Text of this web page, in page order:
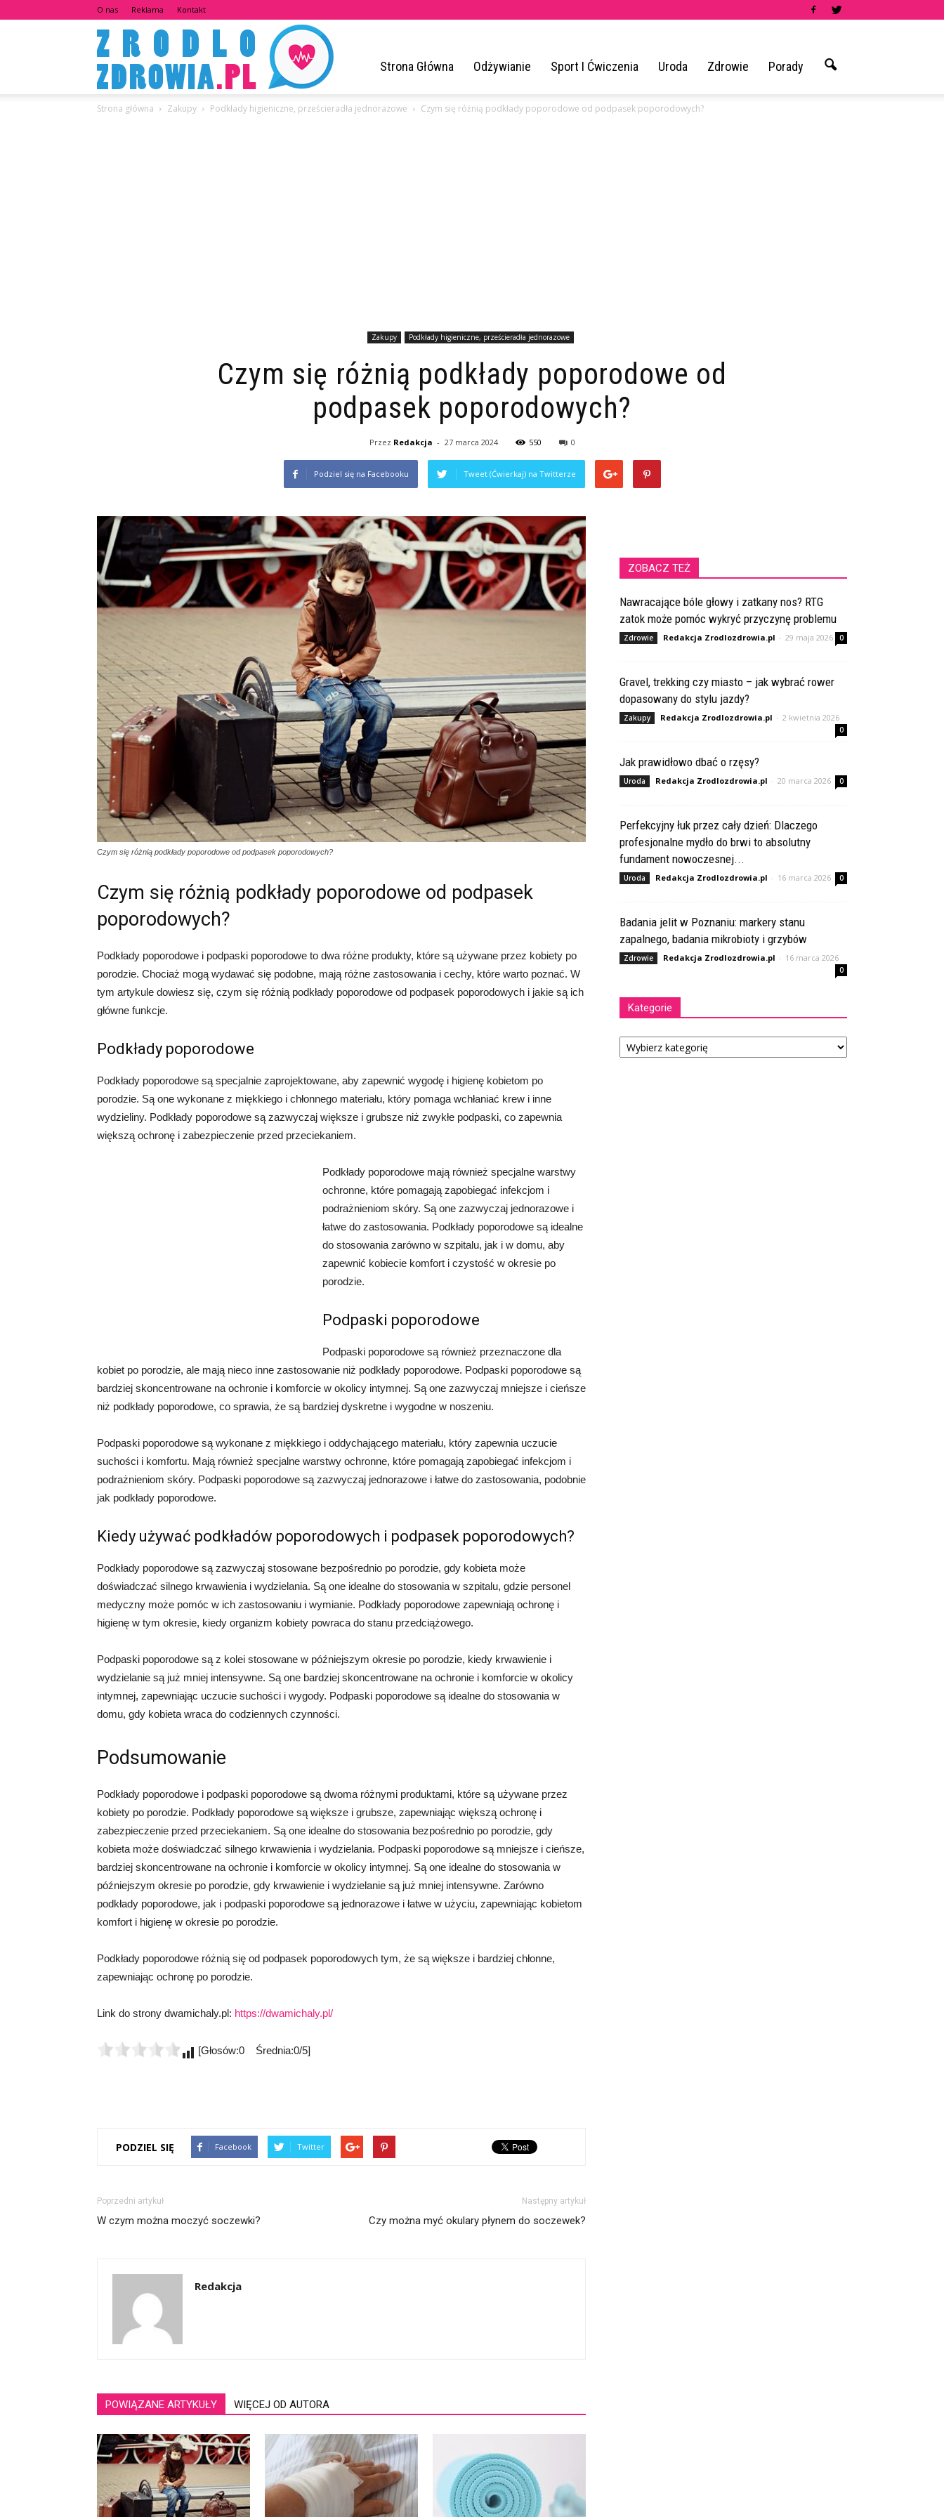
O nas Reklama Kontakt
ZrodloZdrowia.pl
Strona Główna Odżywianie Sport I Ćwiczenia Uroda Zdrowie Porady
Strona główna Zakupy Podkłady higieniczne, prześcieradła jednorazowe Czym się różnią podkłady poporodowe od podpasek poporodowych?
Zakupy Podkłady higieniczne, prześcieradła jednorazowe
Czym się różnią podkłady poporodowe od
podpasek poporodowych?
Przez Redakcja - 27 marca 2024 550 0
Podziel się na Facebooku Tweet (Ćwierkaj) na Twitterze
Czym się różnią podkłady poporodowe od podpasek poporodowych?
Czym się różnią podkłady poporodowe od podpasek
poporodowych?
Podkłady poporodowe i podpaski poporodowe to dwa różne produkty, które są używane przez kobiety po
porodzie. Chociaż mogą wydawać się podobne, mają różne zastosowania i cechy, które warto poznać. W
tym artykule dowiesz się, czym się różnią podkłady poporodowe od podpasek poporodowych i jakie są ich
główne funkcje.
Podkłady poporodowe
Podkłady poporodowe są specjalnie zaprojektowane, aby zapewnić wygodę i higienę kobietom po
porodzie. Są one wykonane z miękkiego i chłonnego materiału, który pomaga wchłaniać krew i inne
wydzieliny. Podkłady poporodowe są zazwyczaj większe i grubsze niż zwykłe podpaski, co zapewnia
większą ochronę i zabezpieczenie przed przeciekaniem.
Podkłady poporodowe mają również specjalne warstwy
ochronne, które pomagają zapobiegać infekcjom i
podrażnieniom skóry. Są one zazwyczaj jednorazowe i
łatwe do zastosowania. Podkłady poporodowe są idealne
do stosowania zarówno w szpitalu, jak i w domu, aby
zapewnić kobiecie komfort i czystość w okresie po
porodzie.
Podpaski poporodowe
Podpaski poporodowe są również przeznaczone dla
kobiet po porodzie, ale mają nieco inne zastosowanie niż podkłady poporodowe. Podpaski poporodowe są
bardziej skoncentrowane na ochronie i komforcie w okolicy intymnej. Są one zazwyczaj mniejsze i cieńsze
niż podkłady poporodowe, co sprawia, że są bardziej dyskretne i wygodne w noszeniu.
Podpaski poporodowe są wykonane z miękkiego i oddychającego materiału, który zapewnia uczucie
suchości i komfortu. Mają również specjalne warstwy ochronne, które pomagają zapobiegać infekcjom i
podrażnieniom skóry. Podpaski poporodowe są zazwyczaj jednorazowe i łatwe do zastosowania, podobnie
jak podkłady poporodowe.
Kiedy używać podkładów poporodowych i podpasek poporodowych?
Podkłady poporodowe są zazwyczaj stosowane bezpośrednio po porodzie, gdy kobieta może
doświadczać silnego krwawienia i wydzielania. Są one idealne do stosowania w szpitalu, gdzie personel
medyczny może pomóc w ich zastosowaniu i wymianie. Podkłady poporodowe zapewniają ochronę i
higienę w tym okresie, kiedy organizm kobiety powraca do stanu przedciążowego.
Podpaski poporodowe są z kolei stosowane w późniejszym okresie po porodzie, kiedy krwawienie i
wydzielanie są już mniej intensywne. Są one bardziej skoncentrowane na ochronie i komforcie w okolicy
intymnej, zapewniając uczucie suchości i wygody. Podpaski poporodowe są idealne do stosowania w
domu, gdy kobieta wraca do codziennych czynności.
Podsumowanie
Podkłady poporodowe i podpaski poporodowe są dwoma różnymi produktami, które są używane przez
kobiety po porodzie. Podkłady poporodowe są większe i grubsze, zapewniając większą ochronę i
zabezpieczenie przed przeciekaniem. Są one idealne do stosowania bezpośrednio po porodzie, gdy
kobieta może doświadczać silnego krwawienia i wydzielania. Podpaski poporodowe są mniejsze i cieńsze,
bardziej skoncentrowane na ochronie i komforcie w okolicy intymnej. Są one idealne do stosowania w
późniejszym okresie po porodzie, gdy krwawienie i wydzielanie są już mniej intensywne. Zarówno
podkłady poporodowe, jak i podpaski poporodowe są jednorazowe i łatwe w użyciu, zapewniając kobietom
komfort i higienę w okresie po porodzie.
Podkłady poporodowe różnią się od podpasek poporodowych tym, że są większe i bardziej chłonne,
zapewniając ochronę po porodzie.
Link do strony dwamichaly.pl: https://dwamichaly.pl/
[Głosów:0 Średnia:0/5]
PODZIEL SIĘ Facebook Twitter
Poprzedni artykuł
W czym można moczyć soczewki?
Następny artykuł
Czy można myć okulary płynem do soczewek?
Redakcja
POWIĄZANE ARTYKUŁY WIĘCEJ OD AUTORA
ZOBACZ TEŻ
Nawracające bóle głowy i zatkany nos? RTG
zatok może pomóc wykryć przyczynę problemu
Zdrowie Redakcja Zrodlozdrowia.pl - 29 maja 2026 0
Gravel, trekking czy miasto – jak wybrać rower
dopasowany do stylu jazdy?
Zakupy Redakcja Zrodlozdrowia.pl - 2 kwietnia 2026
0
Jak prawidłowo dbać o rzęsy?
Uroda Redakcja Zrodlozdrowia.pl - 20 marca 2026 0
Perfekcyjny łuk przez cały dzień: Dlaczego
profesjonalne mydło do brwi to absolutny
fundament nowoczesnej...
Uroda Redakcja Zrodlozdrowia.pl - 16 marca 2026 0
Badania jelit w Poznaniu: markery stanu
zapalnego, badania mikrobioty i grzybów
Zdrowie Redakcja Zrodlozdrowia.pl - 16 marca 2026
0
Kategorie
Kategorie